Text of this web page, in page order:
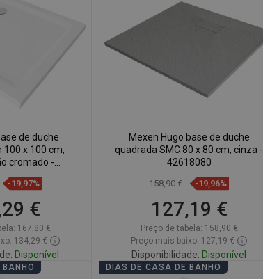
Favoritos
Comparar
de duche
100 x 100 cm,
cromado -
-19,97%
€
167,80 €
134,29 €
Disponível
Mexen Hugo base de duche
quadrada SMC 80 x 80 cm, cinza -
42618080
158,90 € -19,96%
127,19 €
Preço de tabela: 158,90 €
Preço mais baixo: 127,19 €
Disponibilidade: Disponível
DIAS DE CASA DE BANHO